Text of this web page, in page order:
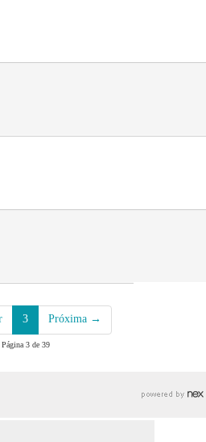
3 Próxima →
Página 3 de 39